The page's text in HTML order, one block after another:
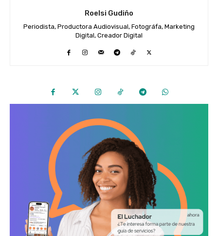
Roelsi Gudiño
Periodista, Productora Audiovisual, Fotográfa, Marketing
Digital, Creador Digital